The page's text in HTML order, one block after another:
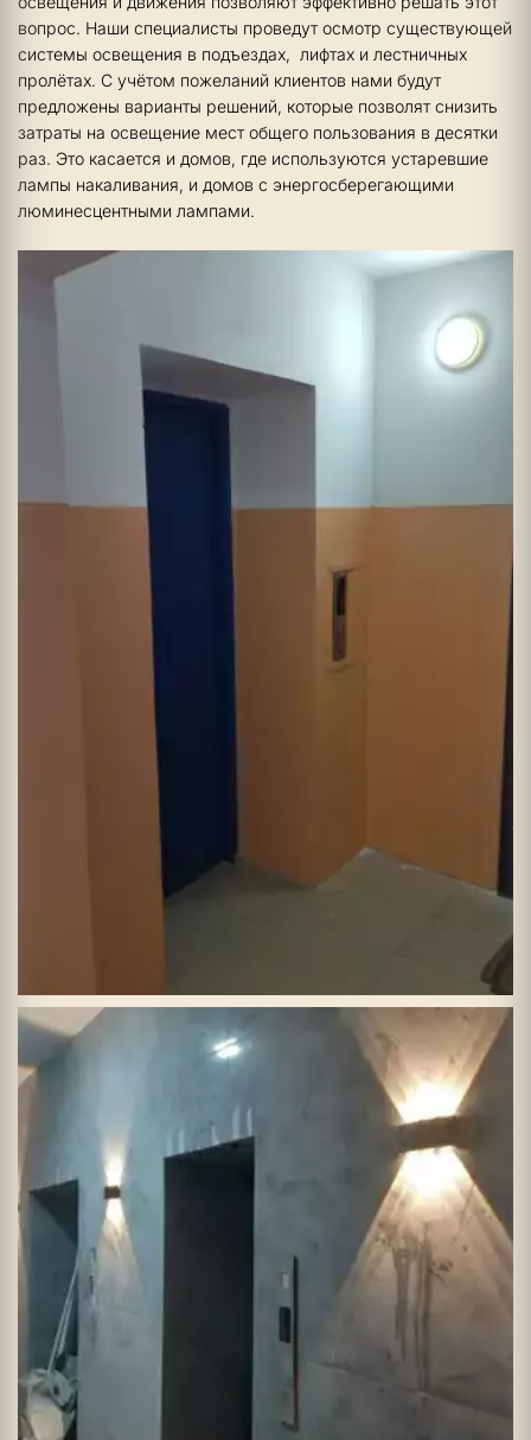
вопрос. Наши специалисты проведут осмотр существующей
системы освещения в подъездах,  лифтах и лестничных
пролётах. С учётом пожеланий клиентов нами будут
предложены варианты решений, которые позволят снизить
затраты на освещение мест общего пользования в десятки
раз. Это касается и домов, где используются устаревшие
лампы накаливания, и домов с энергосберегающими
люминесцентными лампами.